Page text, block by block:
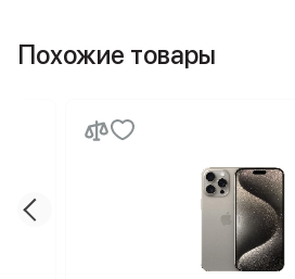
Похожие товары